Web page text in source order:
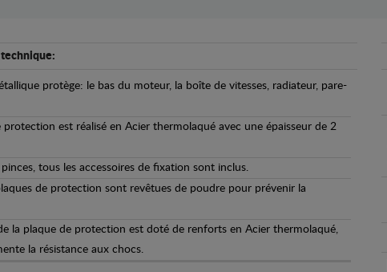
protège: le bas du moteur, la boîte de vitesses, radiateur, pare-
protection est réalisé en Acier thermolaqué avec une épaisseur de 2
pinces, tous les accessoires de fixation sont inclus.
de protection sont revêtues de poudre pour prévenir la
la plaque de protection est doté de renforts en Acier thermolaqué,
la résistance aux chocs.